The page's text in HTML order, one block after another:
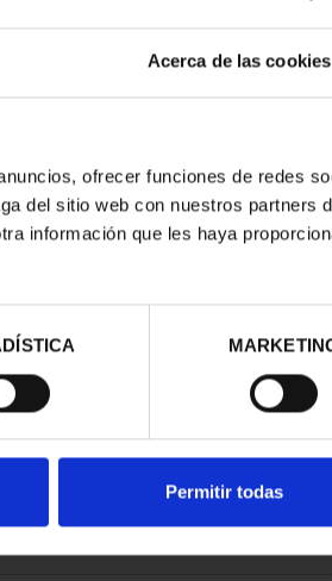
Acerca de las cookies
ofrecer funciones de redes
del sitio web con nuestros partners
información que les haya
Permitir todas
III -